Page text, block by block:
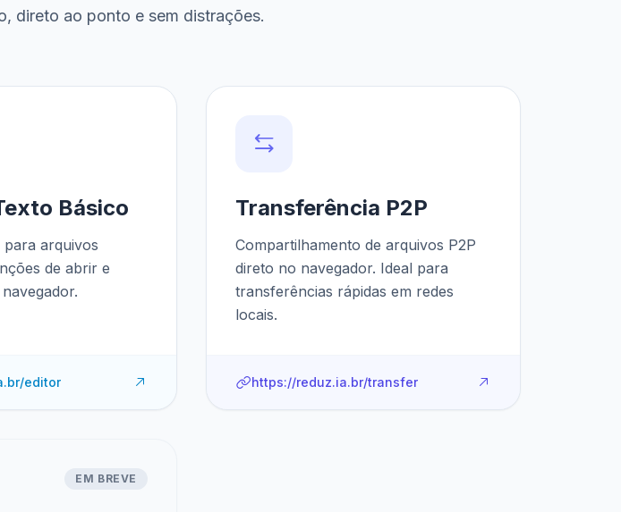
direto ao ponto e sem distrações.
Básico
arquivos
de abrir e
editor
Transferência P2P
Compartilhamento de arquivos P2P
direto no navegador. Ideal para
transferências rápidas em redes
locais.
https://reduz.ia.br/transfer
EM BREVE